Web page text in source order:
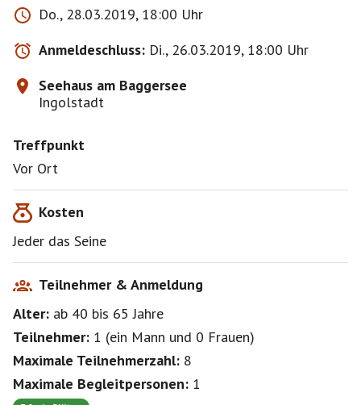
Do., 28.03.2019, 18:00 Uhr
Anmeldeschluss: Di., 26.03.2019, 18:00 Uhr
Seehaus am Baggersee
Ingolstadt
Treffpunkt
Vor Ort
Kosten
Jeder das Seine
Teilnehmer & Anmeldung
Alter: ab 40 bis 65Jahre
Teilnehmer: 1 (ein Mann und 0 Frauen)
Maximale Teilnehmerzahl: 8
Maximale Begleitpersonen: 1